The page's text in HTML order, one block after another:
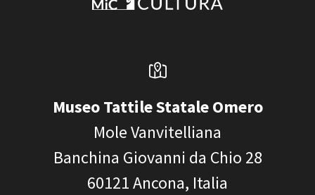
Museo Tattile Statale Omero
Mole Vanvitelliana
Banchina Giovanni da Chio 28
60121Ancona, Italia